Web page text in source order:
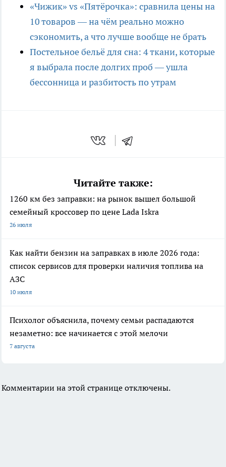
«Чижик» vs «Пятёрочка»: сравнила цены на
10 товаров — на чём реально можно
сэкономить, а что лучше вообще не брать
Постельное бельё для сна: 4 ткани, которые
я выбрала после долгих проб — ушла
бессонница и разбитость по утрам
Читайте также:
1260 км без заправки: на рынок вышел большой
семейный кроссовер по цене Lada Iskra
26 июля
Как найти бензин на заправках в июле 2026 года:
список сервисов для проверки наличия топлива на
АЗС
10 июля
Психолог объяснила, почему семьи распадаются
незаметно: все начинается с этой мелочи
7 августа
Комментарии на этой странице отключены.